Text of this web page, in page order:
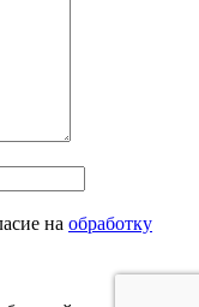
на обработку